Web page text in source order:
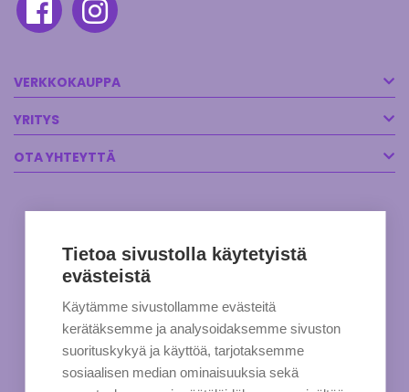
VERKKOKAUPPA
YRITYS
OTA YHTEYTTÄ
Tietoa sivustolla käytetyistä
evästeistä
Käytämme sivustollamme evästeitä
kerätäksemme ja analysoidaksemme sivuston
suorituskykyä ja käyttöä, tarjotaksemme
sosiaalisen median ominaisuuksia sekä